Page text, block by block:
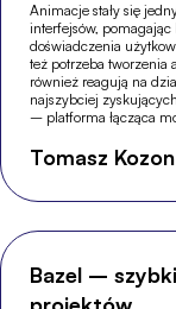
Animacje stały się
interfejsów,
doświadczenia
też potrzeba tworzenia
również reagują na
najszybciej
– platforma łącząca
Tomasz Kozon
Bazel –